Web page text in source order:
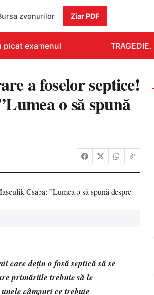
zvonurilor Ziar PDF
examenul TRAGEDIE.
a foselor septice!
o să spună
care dețin o fosă septică să se
primăriile trebuie să le
câmpuri ce trebuie